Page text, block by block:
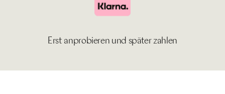
Erst anprobieren und später zahlen